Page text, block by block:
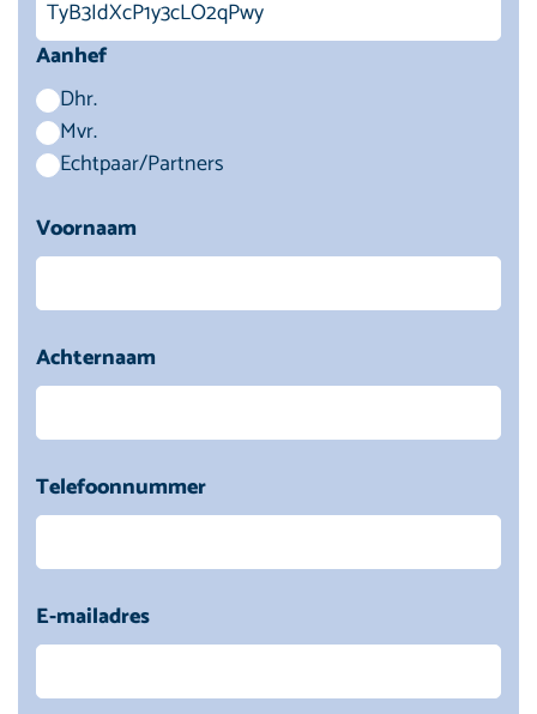
Aanhef
Dhr.
Mvr.
Echtpaar/Partners
Voornaam
Achternaam
Telefoonnummer
E-mailadres